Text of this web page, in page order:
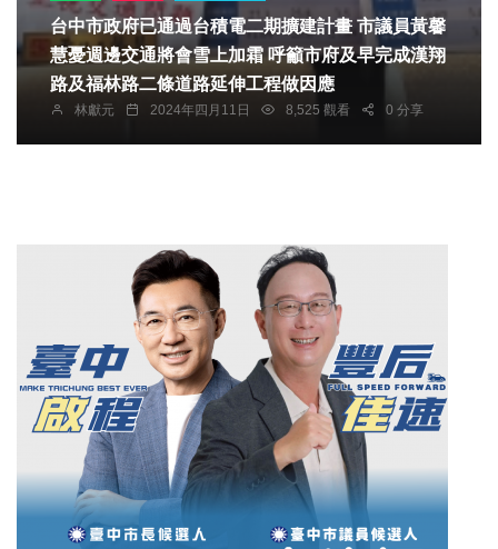
台中市政府已通過台積電二期擴建計畫 市議員黃馨
慧憂週邊交通將會雪上加霜 呼籲市府及早完成漢翔
路及福林路二條道路延伸工程做因應
林獻元 2024年四月11日 8,525 觀看 0 分享